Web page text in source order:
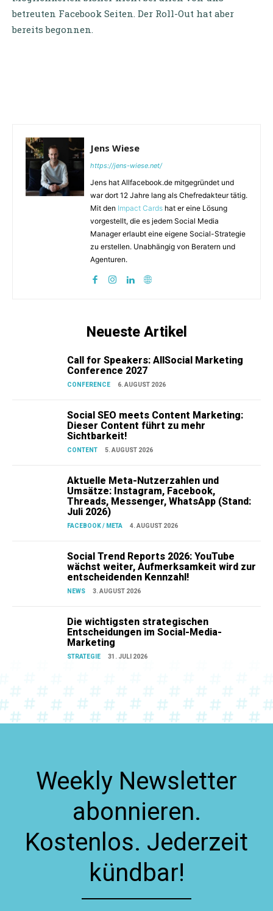
betreuten Facebook Seiten. Der Roll-Out hat aber
bereits begonnen.
Jens Wiese
https://jens-wiese.net/
Jens hat Allfacebook.de mitgegründet und
war dort 12 Jahre lang als Chefredakteur tätig.
Mit den Impact Cards hat er eine Lösung
vorgestellt, die es jedem Social Media
Manager erlaubt eine eigene Social-Strategie
zu erstellen. Unabhängig von Beratern und
Agenturen.
Neueste Artikel
Call for Speakers: AllSocial Marketing
Conference 2027
CONFERENCE 6. AUGUST 2026
Social SEO meets Content Marketing:
Dieser Content führt zu mehr
Sichtbarkeit!
CONTENT 5. AUGUST 2026
Aktuelle Meta-Nutzerzahlen und
Umsätze: Instagram, Facebook,
Threads, Messenger, WhatsApp (Stand:
Juli 2026)
FACEBOOK / META 4. AUGUST 2026
Social Trend Reports 2026: YouTube
wächst weiter, Aufmerksamkeit wird zur
entscheidenden Kennzahl!
NEWS 3. AUGUST 2026
Die wichtigsten strategischen
Entscheidungen im Social-Media-
Marketing
STRATEGIE 31. JULI 2026
Weekly Newsletter
abonnieren.
Kostenlos. Jederzeit
kündbar!